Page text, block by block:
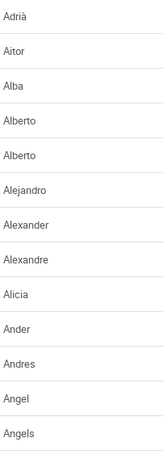
Adrià
Aitor
Alba
Alberto
Alberto
Alejandro
Alexander
Alexandre
Alicia
Ander
Andres
Angel
Angels